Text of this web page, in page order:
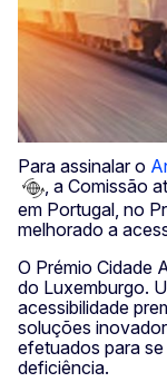
Para assinalar o
, a Comissão
em Portugal, no
melhorado a
O Prémio Cidade
do Luxemburgo.
acessibilidade
soluções
efetuados para
deficiência.